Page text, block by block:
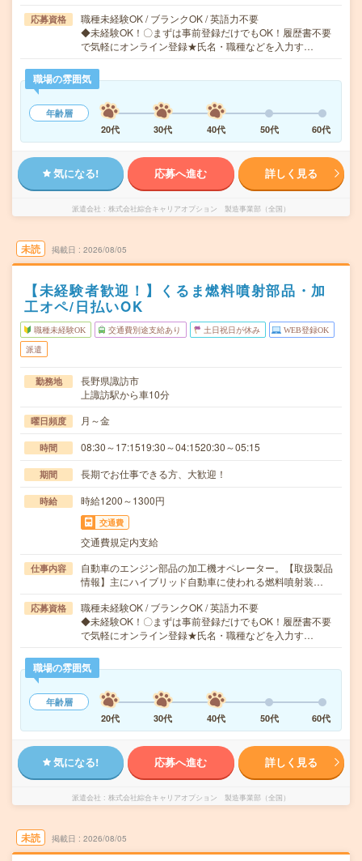
応募資格
職種未経験OK / ブランクOK / 英語力不要
◆未経験OK！〇まずは事前登録だけでもOK！履歴書不要
で気軽にオンライン登録★氏名・職種などを入力す…
職場の雰囲気
年齢層
20代
30代 40代 50代 60代
気になる! 応募へ進む 詳しく見る
派遣会社 株式会社綜合キャリアオプション 製造事業部（全国）
未読 掲載日 2026/08/05
【未経験者歓迎！】くるま燃料噴射部品・加
工オペ/日払いOK
職種未経験OK 交通費別途支給あり 土日祝日が休み WEB登録OK
派遣
勤務地
長野県諏訪市
上諏訪駅から車10分
曜日頻度 月～金
時間 08:30～17:1519:30～04:1520:30～05:15
期間 長期でお仕事できる方、大歓迎！
時給 時給1200～1300円
交通費
交通費規定内支給
仕事内容
自動車のエンジン部品の加工機オペレーター。【取扱製品
情報】主にハイブリッド自動車に使われる燃料噴射装…
応募資格
職種未経験OK / ブランクOK / 英語力不要
◆未経験OK！〇まずは事前登録だけでもOK！履歴書不要
で気軽にオンライン登録★氏名・職種などを入力す…
職場の雰囲気
年齢層
20代
30代 40代 50代 60代
気になる! 応募へ進む 詳しく見る
派遣会社 株式会社綜合キャリアオプション 製造事業部（全国）
未読 掲載日 2026/08/05